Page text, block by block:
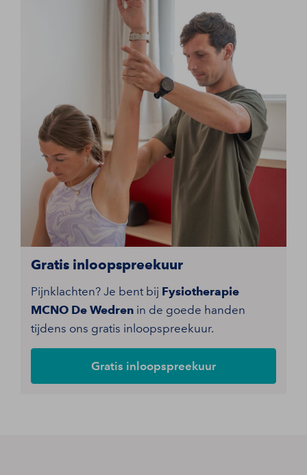
Gratis inloopspreekuur
Pijnklachten? Je bent bij Fysiotherapie
MCNO De Wedren in de goede handen
tijdens ons gratis inloopspreekuur.
Gratis inloopspreekuur